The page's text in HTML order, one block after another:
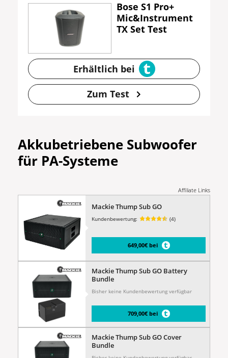
Bose S1 Pro+
Mic&Instrument
TX Set Test
Erhältlich bei
Zum Test
Akkubetriebene Subwoofer
für PA-Systeme
Affiliate Links
Mackie Thump Sub GO
Kundenbewertung: (4)
649,00€ bei
Mackie Thump Sub GO Battery
Bundle
Bisher keine Kundenbewertung verfügbar
709,00€ bei
Mackie Thump Sub GO Cover
Bundle